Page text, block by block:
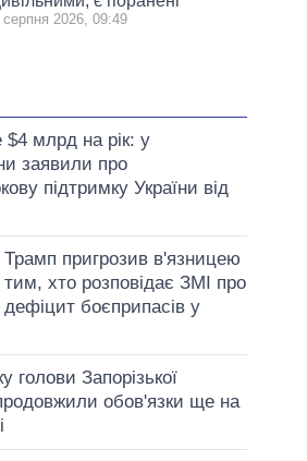
серпня 2026, 09:49
млрд на рік: у
заявили про
підтримку України від
Трамп пригрозив в'язницею
тим, хто розповідає ЗМІ про
дефіцит боєприпасів у
голови Запорізької
обов'язки ще на